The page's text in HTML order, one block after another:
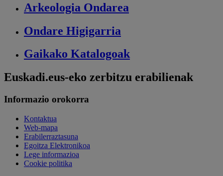
Arkeologia Ondarea
Ondare Higigarria
Gaikako Katalogoak
Euskadi.eus-eko zerbitzu erabilienak
Informazio orokorra
Kontaktua
Web-mapa
Erabilerraztasuna
Egoitza Elektronikoa
Lege informazioa
Cookie politika